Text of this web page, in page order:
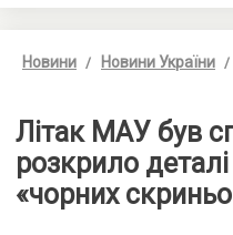
Новини Новини України
Літак МАУ був
розкрило
«чорних